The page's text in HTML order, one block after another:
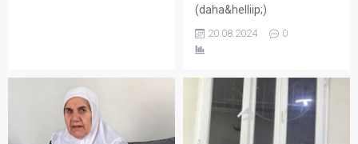
(daha&helliip;)
20.08.2024 0